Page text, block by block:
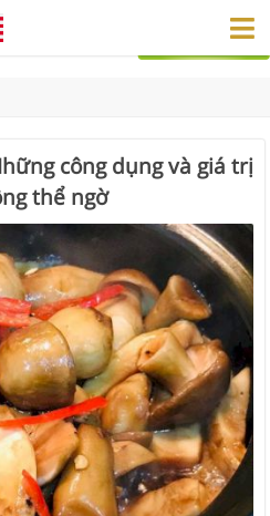
công dụng và giá trị
thể ngờ